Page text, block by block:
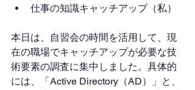
仕事の知識キャッチアップ（私）
本日は、自習会の時間を活用して、現
在の職場でキャッチアップが必要な技
術要素の調査に集中しました。具体的
には、「Active Directory（AD）」と、